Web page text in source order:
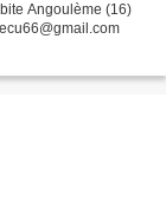
Angoulème (16)